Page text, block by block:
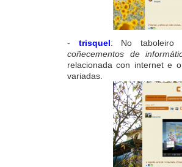
- trisquel: No taboleiro
coñecementos de
relacionada con internet e
variadas.